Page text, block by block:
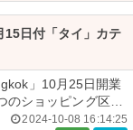
日付「タイ」カテ
」10月25日開業
ショッピング区画
2024-10-08 16:14:25